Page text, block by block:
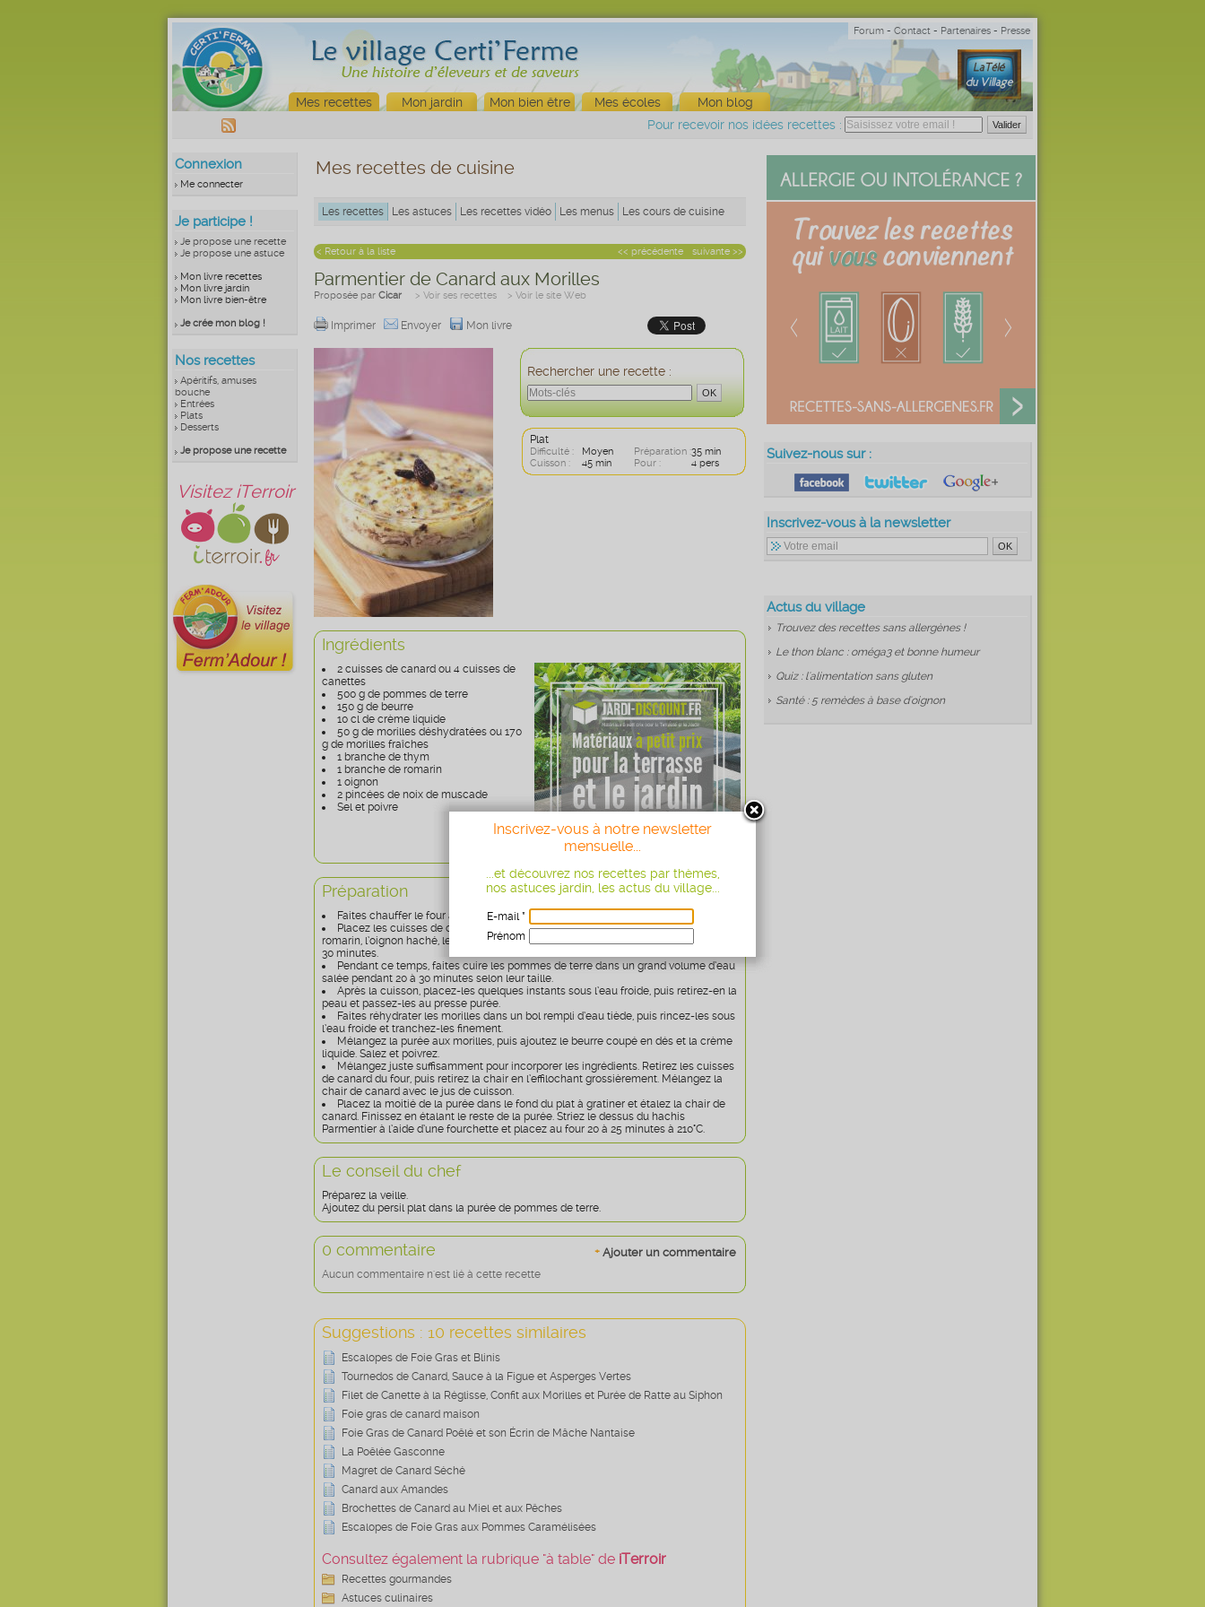
Forum - Contact - Partenaires - Presse
Mes recettes Mon jardin Mon bien être Mes écoles
Mon blog
Pour recevoir nos idées recettes :
Connexion
Me connecter
Je participe !
Je propose une recette
Je propose une astuce
Mon livre recettes
Mon livre jardin
Mon livre bien-être
Je crée mon blog !
Nos recettes
Apéritifs, amuses
bouche
Entrées
Plats
Desserts
Je propose une recette
Visitez iTerroir
Suivez-nous sur :
Inscrivez-vous à la newsletter
Actus du village
Trouvez des recettes sans allergènes !
Le thon blanc : oméga3 et bonne humeur
Quiz : l'alimentation sans gluten
Santé : 5 remèdes à base d'oignon
Mes recettes de cuisine
Les recettes Les astuces Les recettes vidéo Les menus Les cours de cuisine
suivante >>
<< précédente
< Retour à la liste
Parmentier de Canard aux Morilles
Proposée par Cicar > Voir ses recettes > Voir le site Web
Imprimer Envoyer Mon livre
Rechercher une recette :
Plat
Difficulté : Moyen Préparation :35 min
Cuisson :
45 min Pour : 4 pers
Ingrédients
2 cuisses de canard ou 4 cuisses de
canettes
500 g de pommes de terre
150 g de beurre
10 cl de crème liquide
50 g de morilles déshydratées ou 170
g de morilles fraîches
1 branche de thym
1 branche de romarin
1 oignon
2 pincées de noix de muscade
Sel et poivre
Préparation
Faites chauffer le four à 180°C.
Placez les cuisses de canard dans un plat à gratiner, puis effritez le thym et le
romarin, l’oignon haché, les cuisses de canard et 5 cl d’eau. Placez au four pendant
30 minutes.
Pendant ce temps, faites cuire les pommes de terre dans un grand volume d’eau
salée pendant 20 à 30 minutes selon leur taille.
Après la cuisson, placez-les quelques instants sous l’eau froide, puis retirez-en la
peau et passez-les au presse purée.
Faites réhydrater les morilles dans un bol rempli d’eau tiède, puis rincez-les sous
l’eau froide et tranchez-les finement.
Mélangez la purée aux morilles, puis ajoutez le beurre coupé en dés et la crème
liquide. Salez et poivrez.
Mélangez juste suffisamment pour incorporer les ingrédients. Retirez les cuisses
de canard du four, puis retirez la chair en l’effilochant grossièrement. Mélangez la
chair de canard avec le jus de cuisson.
Placez la moitié de la purée dans le fond du plat à gratiner et étalez la chair de
canard. Finissez en étalant le reste de la purée. Striez le dessus du hachis
Parmentier à l’aide d’une fourchette et placez au four 20 à 25 minutes à 210°C.
Le conseil du chef
Préparez la veille.
Ajoutez du persil plat dans la purée de pommes de terre.
+ Ajouter un commentaire
0 commentaire
Aucun commentaire n'est lié à cette recette
Suggestions : 10 recettes similaires
Escalopes de Foie Gras et Blinis
Tournedos de Canard, Sauce à la Figue et Asperges Vertes
Filet de Canette à la Réglisse, Confit aux Morilles et Purée de Ratte au Siphon
Foie gras de canard maison
Foie Gras de Canard Poêlé et son Écrin de Mâche Nantaise
La Poêlée Gasconne
Magret de Canard Séché
Canard aux Amandes
Brochettes de Canard au Miel et aux Pêches
Escalopes de Foie Gras aux Pommes Caramélisées
Consultez également la rubrique "à table" de iTerroir
Recettes gourmandes
Astuces culinaires
Inscrivez-vous à notre newsletter
mensuelle...
...et découvrez nos recettes par thèmes,
nos astuces jardin, les actus du village...
E-mail *
Prénom
Age
* obligatoire